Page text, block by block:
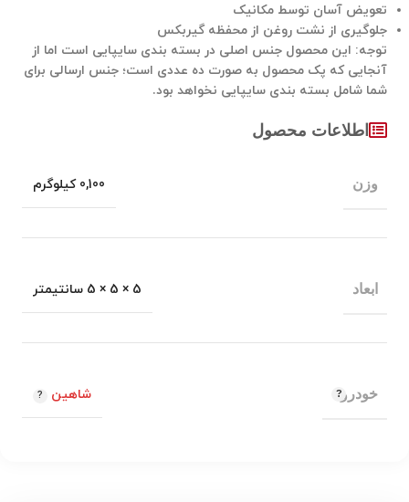
تعویض آسان توسط مکانیک
جلوگیری از نشت روغن از محفظه گیربکس
توجه: این محصول جنس اصلی در بسته بندی سایپایی است اما از
آنجایی که پک محصول به صورت ده عددی است؛ جنس ارسالی برای
شما شامل بسته بندی سایپایی نخواهد بود.
اطلاعات محصول
وزن 0,100 کیلوگرم
ابعاد 5 × 5 × 5 سانتیمتر
خودرو شاهین